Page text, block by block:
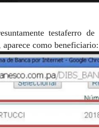
testaferro
como beneficiario: